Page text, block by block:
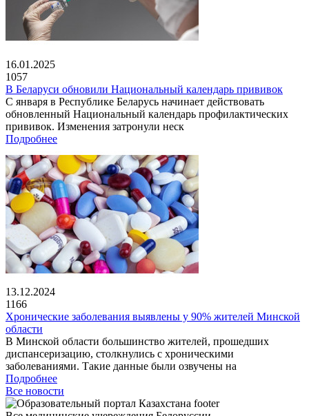
16.01.2025
1057
В Беларуси обновили Национальный календарь прививок
С января в Республике Беларусь начинает действовать
обновленный Национальный календарь профилактических
прививок. Изменения затронули неск
Подробнее
13.12.2024
1166
Хронические заболевания выявлены у 90% жителей Минской
области
В Минской области большинство жителей, прошедших
диспансеризацию, столкнулись с хроническими
заболеваниями. Такие данные были озвучены на
Подробнее
Все новости